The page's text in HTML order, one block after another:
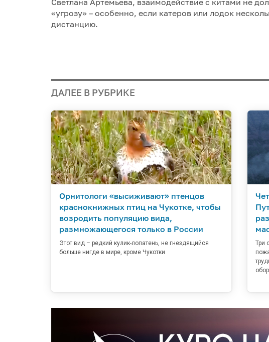
«угрозу» – особенно, если катеров или лодок
дистанцию.
ДАЛЕЕ В РУБРИКЕ
Орнитологи «высиживают» птенцов
краснокнижных птиц на Чукотке, чтобы
возродить популяцию вида,
размножающегося только в России
Этот вид – редкий кулик-лопатень, не гнездящийся
больше нигде в мире, кроме Чукотки
Три